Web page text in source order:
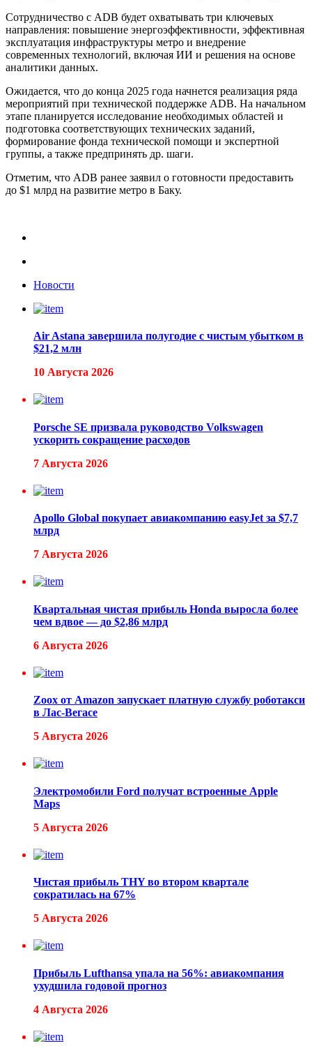
Сотрудничество с ADB будет охватывать три ключевых
направления: повышение энергоэффективности, эффективная
эксплуатация инфраструктуры метро и внедрение
современных технологий, включая ИИ и решения на основе
аналитики данных.
Ожидается, что до конца 2025 года начнется реализация ряда
мероприятий при технической поддержке ADB. На начальном
этапе планируется исследование необходимых областей и
подготовка соответствующих технических заданий,
формирование фонда технической помощи и экспертной
группы, а также предпринять др. шаги.
Отметим, что ADB ранее заявил о готовности предоставить
до $1 млрд на развитие метро в Баку.
Новости
Air Astana завершила полугодие с чистым убытком в
$21,2 млн
10 Августа 2026
Porsche SE призвала руководство Volkswagen
ускорить сокращение расходов
7 Августа 2026
Apollo Global покупает авиакомпанию easyJet за $7,7
млрд
7 Августа 2026
Квартальная чистая прибыль Honda выросла более
чем вдвое — до $2,86 млрд
6 Августа 2026
Zoox от Amazon запускает платную службу роботакси
в Лас-Вегасе
5 Августа 2026
Электромобили Ford получат встроенные Apple
Maps
5 Августа 2026
Чистая прибыль THY во втором квартале
сократилась на 67%
5 Августа 2026
Прибыль Lufthansa упала на 56%: авиакомпания
ухудшила годовой прогноз
4 Августа 2026